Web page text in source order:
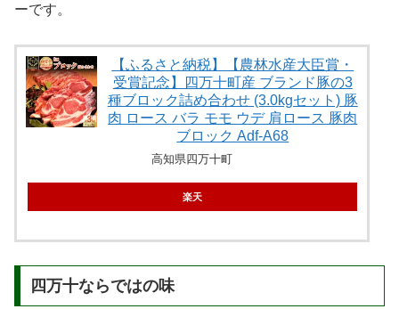
ーです。
【ふるさと納税】【農林水産大臣賞・
受賞記念】四万十町産 ブランド豚の3
種ブロック詰め合わせ (3.0kgセット) 豚
肉 ロース バラ モモ ウデ 肩ロース 豚肉
ブロック Adf-A68
高知県四万十町
楽天
四万十ならではの味